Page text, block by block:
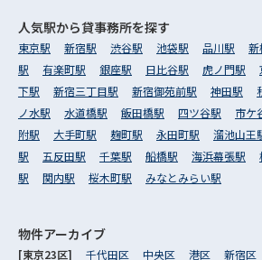
人気駅から貸事務所を探す
東京駅 新宿駅 渋谷駅 池袋駅 品川駅 新
駅
有楽町駅 銀座駅 日比谷駅 虎ノ門駅
下駅
新宿三丁目駅 新宿御苑前駅 神田駅
ノ水駅
水道橋駅 飯田橋駅 四ツ谷駅 市ケ
附駅
大手町駅 麹町駅 永田町駅 溜池山王
駅
五反田駅 千葉駅 船橋駅 海浜幕張駅
駅
関内駅 桜木町駅 みなとみらい駅
物件アーカイブ
[東京23区] 千代田区 中央区 港区 新宿区